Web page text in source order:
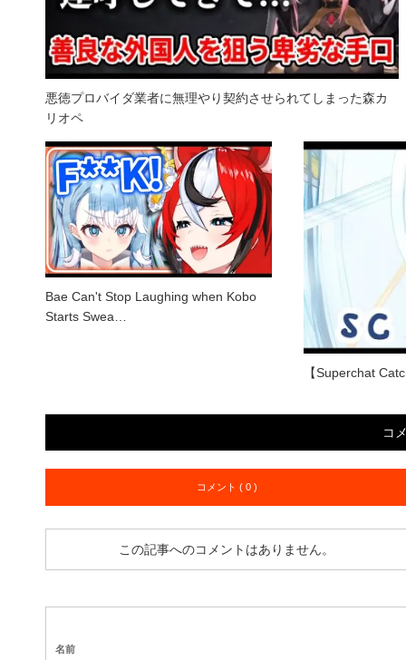
悪徳プロバイダ業者に無理やり契約させられてしまった森カ
リオペ
Bae Can't Stop Laughing when Kobo
Starts Swea…
【Superchat
コ
コメント ( 0 )
この記事へのコメントはありません。
名前